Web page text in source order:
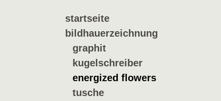
startseite
bildhauerzeichnung
graphit
kugelschreiber
energized flowers
tusche